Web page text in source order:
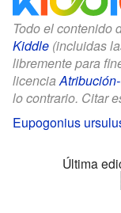
Todo el contenido
Kiddle (incluidas
libremente para
licencia
lo contrario. Citar
Eupogonius
Última